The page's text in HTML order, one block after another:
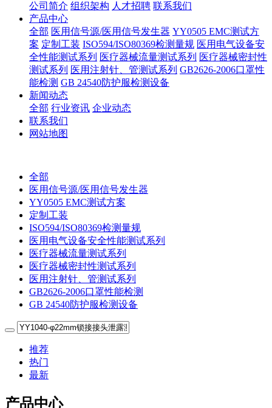
公司简介 组织架构 人才招聘 联系我们
产品中心
全部 医用信号源/医用信号发生器 YY0505 EMC测试方
案 定制工装 ISO594/ISO80369检测量规 医用电气设备安
全性能测试系列 医疗器械流量测试系列 医疗器械密封性
测试系列 医用注射针、管测试系列 GB2626-2006口罩性
能检测 GB 24540防护服检测设备
新闻动态
全部 行业资讯 企业动态
联系我们
网站地图
全部
医用信号源/医用信号发生器
YY0505 EMC测试方案
定制工装
ISO594/ISO80369检测量规
医用电气设备安全性能测试系列
医疗器械流量测试系列
医疗器械密封性测试系列
医用注射针、管测试系列
GB2626-2006口罩性能检测
GB 24540防护服检测设备
推荐
热门
最新
产品中心